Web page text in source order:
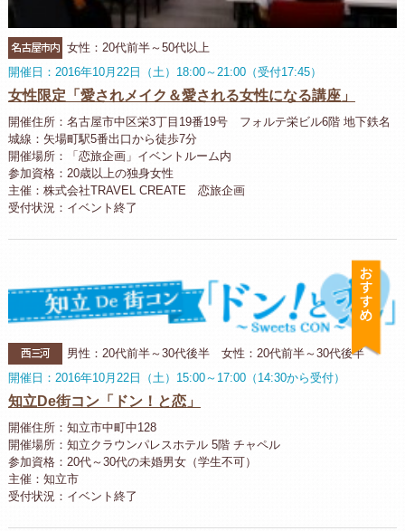
名古屋市内 女性：20代前半～50代以上
開催日：2016年10月22日（土）18:00～21:00（受付17:45）
女性限定「愛されメイク＆愛される女性になる講座」
開催住所：名古屋市中区栄3丁目19番19号 フォルテ栄ビル6階 地下鉄名
城線：矢場町駅5番出口から徒歩7分
開催場所：「恋旅企画」イベントルーム内
参加資格：20歳以上の独身女性
主催：株式会社TRAVEL CREATE 恋旅企画
受付状況：イベント終了
西三河
男性：20代前半～30代後半 女性：20代前半～30代後半
開催日：2016年10月22日（土）15:00～17:00（14:30から受付）
知立De街コン「ドン！と恋」
開催住所：知立市中町中128
開催場所：知立クラウンパレスホテル 5階 チャペル
参加資格：20代～30代の未婚男女（学生不可）
主催：知立市
受付状況：イベント終了